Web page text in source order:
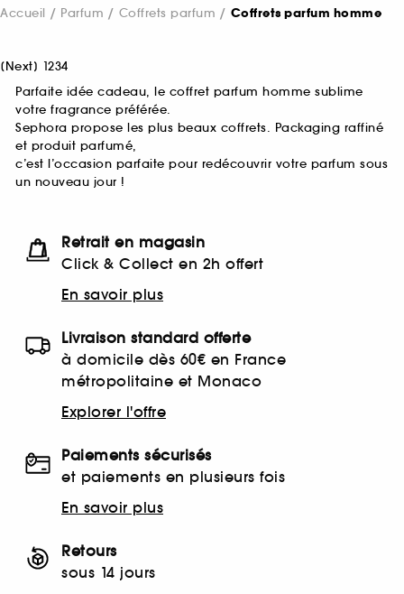
Accueil Parfum Coffrets parfum Coffrets parfum homme
[Next] 1234
Parfaite idée cadeau, le coffret parfum homme sublime
votre fragrance préférée.
Sephora propose les plus beaux coffrets. Packaging raffiné
et produit parfumé,
c’est l’occasion parfaite pour redécouvrir votre parfum sous
un nouveau jour !
Retrait en magasin
Click & Collect en 2h offert
En savoir plus
Livraison standard offerte
à domicile dès 60€ en France
métropolitaine et Monaco
Explorer l'offre
Paiements sécurisés
et paiements en plusieurs fois
En savoir plus
Retours
sous 14 jours